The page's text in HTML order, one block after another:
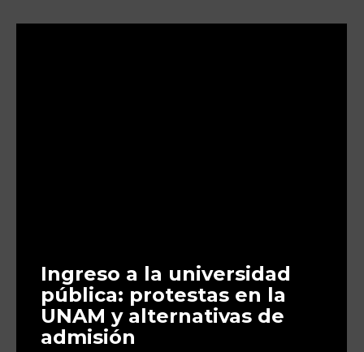
Ingreso a la universidad
pública: protestas en la
UNAM y alternativas de
admisión